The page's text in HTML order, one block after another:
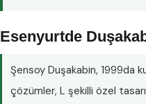
Esenyurtde
Şensoy Duşakabin, 1999da
çözümler, L şekilli özel